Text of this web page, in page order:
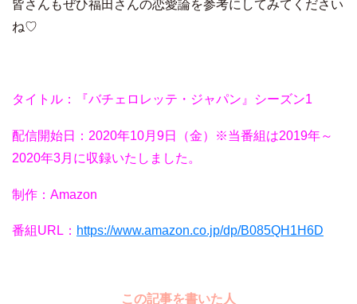
皆さんもぜひ福田さんの恋愛論を参考にしてみてください
ね♡
タイトル：『バチェロレッテ・ジャパン』シーズン1
配信開始日：2020年10月9日（金）※当番組は2019年～
2020年3月に収録いたしました。
制作：Amazon
番組URL： https://www.amazon.co.jp/dp/B085QH1H6D
この記事を書いた人